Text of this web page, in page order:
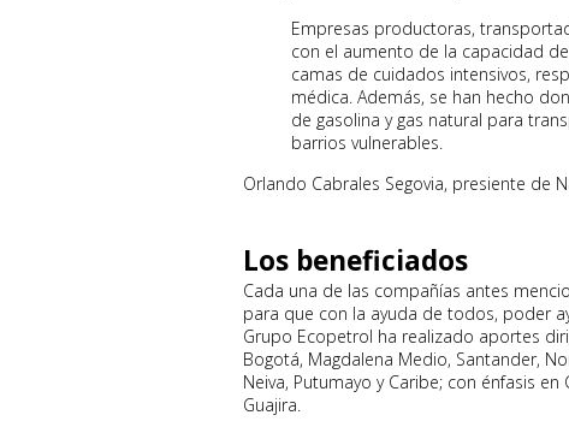
Empresas productoras,
con el aumento de la capacidad
camas de cuidados intensivos,
médica. Además, se han hecho
de gasolina y gas natural para
barrios vulnerables.
Orlando Cabrales Segovia, presiente de
Los beneficiados
Cada una de las compañías antes
para que con la ayuda de todos, poder
Grupo Ecopetrol ha realizado aportes
Bogotá, Magdalena Medio, Santander,
Neiva, Putumayo y Caribe; con énfasis en
Guajira.